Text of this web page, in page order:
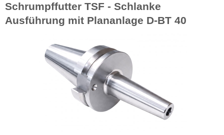
Schrumpffutter TSF - Schlanke
Ausführung mit Plananlage D-BT 40